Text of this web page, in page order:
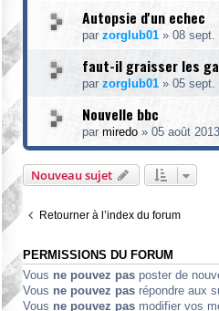
Autopsie d'un echec
par zorglub01 » 08 sept.
faut-il graisser les
par zorglub01 » 05 sept.
Nouvelle bbc
par miredo » 05 août
Nouveau sujet
Retourner à l’index du forum
PERMISSIONS DU FORUM
Vous ne pouvez pas poster de
Vous ne pouvez pas répondre aux
Vous ne pouvez pas modifier vos